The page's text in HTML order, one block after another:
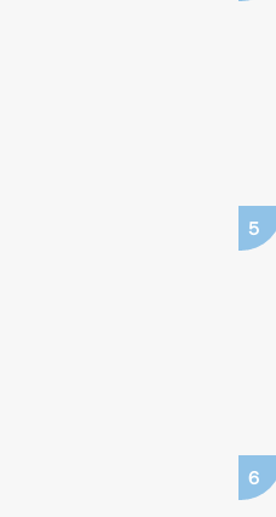
5
6